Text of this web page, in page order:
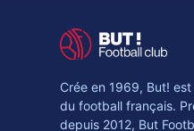
Crée en 1969, But!
du football français.
depuis 2012, But